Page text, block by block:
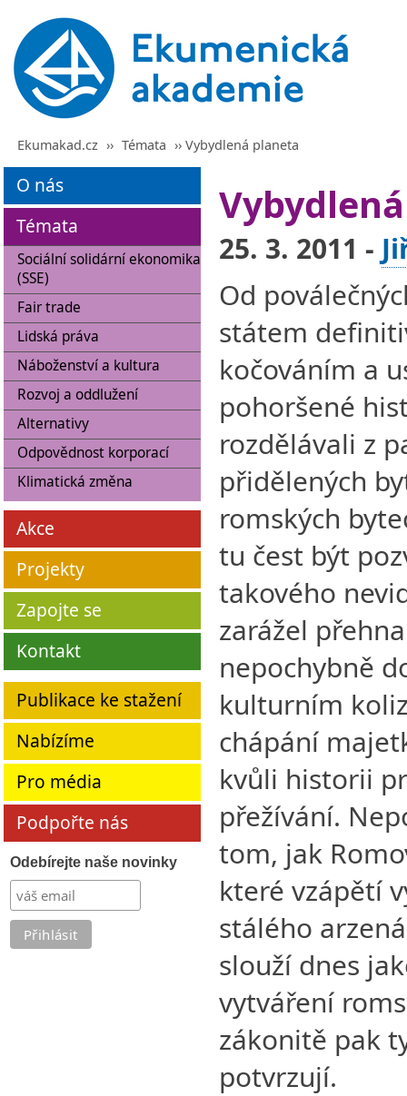
Ekumakad.cz ›› Témata ›› Vybydlená planeta
O nás
Témata
Sociální solidární ekonomika
(SSE)
Fair trade
Lidská práva
Náboženství a kultura
Rozvoj a oddlužení
Alternativy
Odpovědnost korporací
Klimatická změna
Akce
Projekty
Zapojte se
Kontakt
Publikace ke stažení
Nabízíme
Pro média
Podpořte nás
Odebírejte naše novinky
25. 3. 2011 -
Od
státem
kočováním a
pohoršené
rozdělávali z
přidělených
romských
tu čest být
takového
zarážel
nepochybně
kulturním
chápání
kvůli historii
přežívání.
tom, jak
které vzápětí
stálého
slouží dnes
vytváření
zákonitě pak
potvrzují.